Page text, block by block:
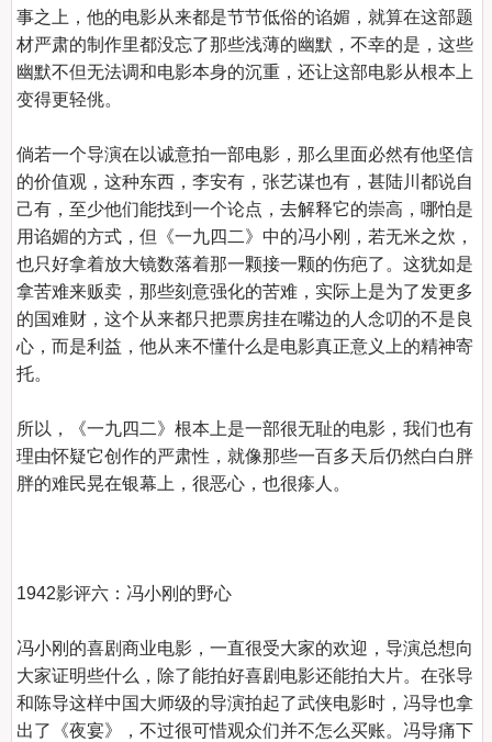
事之上，他的电影从来都是节节低俗的谄媚，就算在这部题
材严肃的制作里都没忘了那些浅薄的幽默，不幸的是，这些
幽默不但无法调和电影本身的沉重，还让这部电影从根本上
变得更轻佻。
倘若一个导演在以诚意拍一部电影，那么里面必然有他坚信
的价值观，这种东西，李安有，张艺谋也有，甚陆川都说自
己有，至少他们能找到一个论点，去解释它的崇高，哪怕是
用谄媚的方式，但《一九四二》中的冯小刚，若无米之炊，
也只好拿着放大镜数落着那一颗接一颗的伤疤了。这犹如是
拿苦难来贩卖，那些刻意强化的苦难，实际上是为了发更多
的国难财，这个从来都只把票房挂在嘴边的人念叨的不是良
心，而是利益，他从来不懂什么是电影真正意义上的精神寄
托。
所以，《一九四二》根本上是一部很无耻的电影，我们也有
理由怀疑它创作的严肃性，就像那些一百多天后仍然白白胖
胖的难民晃在银幕上，很恶心，也很瘆人。
1942影评六：冯小刚的野心
冯小刚的喜剧商业电影，一直很受大家的欢迎，导演总想向
大家证明些什么，除了能拍好喜剧电影还能拍大片。在张导
和陈导这样中国大师级的导演拍起了武侠电影时，冯导也拿
出了《夜宴》，不过很可惜观众们并不怎么买账。冯导痛下